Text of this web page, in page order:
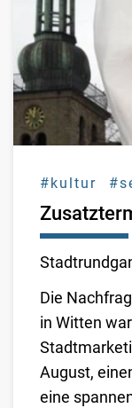
#kultur
Die
in Witten
August,
eine